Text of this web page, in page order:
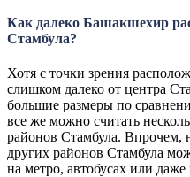
Как далеко Башакшехир
Стамбула?
Хотя с точки зрения
слишком далеко от центра
большие размеры по
все же можно считать
районов Стамбула. Впрочем,
других районов Стамбула
на метро, автобусах или даже